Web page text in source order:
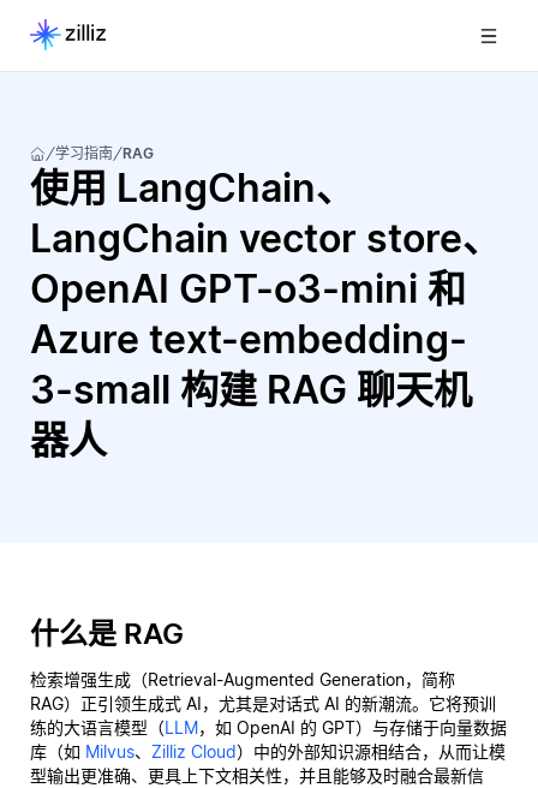
学习指南 RAG
使用 LangChain、
LangChain vector store、
OpenAI GPT-o3-mini 和
Azure text-embedding-
3-small 构建 RAG 聊天机
器人
什么是 RAG
检索增强生成（Retrieval-Augmented Generation，简称
RAG）正引领生成式 AI，尤其是对话式 AI 的新潮流。它将预训
练的大语言模型（LLM，如 OpenAI 的 GPT）与存储于向量数据
库（如 Milvus、 Zilliz Cloud）中的外部知识源相结合，从而让模
型输出更准确、更具上下文相关性，并且能够及时融合最新信